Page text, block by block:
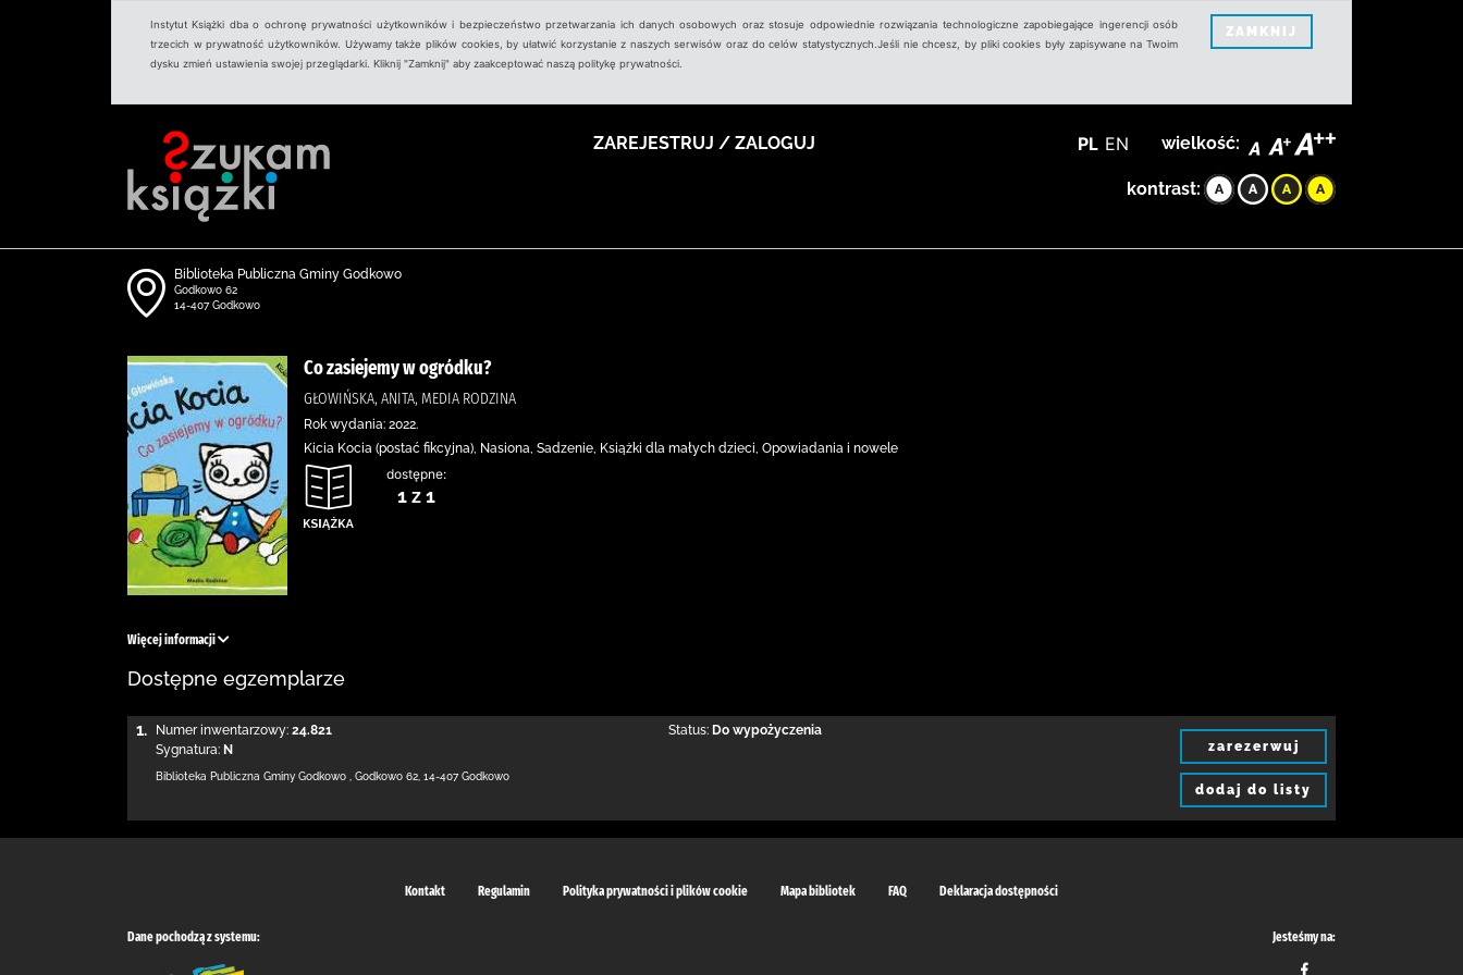
Instytut Książki dba o ochronę prywatności użytkowników i bezpieczeństwo przetwarzania ich danych osobowych oraz stosuje odpowiednie rozwiązania technologiczne zapobiegające ingerencji osób
trzecich w prywatność użytkowników. Używamy także plików cookies, by ułatwić korzystanie z naszych serwisów oraz do celów statystycznych.Jeśli nie chcesz, by pliki cookies były zapisywane na Twoim
dysku zmień ustawienia swojej przeglądarki. Kliknij "Zamknij" aby zaakceptować naszą politykę prywatności.
ZAMKNIJ
ZAREJESTRUJ / ZALOGUJ PL EN wielkość:
kontrast:
Biblioteka Publiczna Gminy Godkowo
Godkowo 62
14-407 Godkowo
Co zasiejemy w ogródku?
GŁOWIŃSKA, ANITA, MEDIA RODZINA
Rok wydania: 2022.
Kicia Kocia (postać fikcyjna), Nasiona, Sadzenie, Książki dla małych dzieci, Opowiadania i nowele
dostępne:
1 z 1
Więcej informacji
Dostępne egzemplarze
1. Numer inwentarzowy: 24.821
Sygnatura: N
Status: Do wypożyczenia
Biblioteka Publiczna Gminy Godkowo Godkowo 62 14-407 Godkowo
zarezerwuj
dodaj do listy
Kontakt Regulamin Polityka prywatności i plików cookie Mapa bibliotek FAQ Deklaracja dostępności
Dane pochodzą z systemu: Jesteśmy na: